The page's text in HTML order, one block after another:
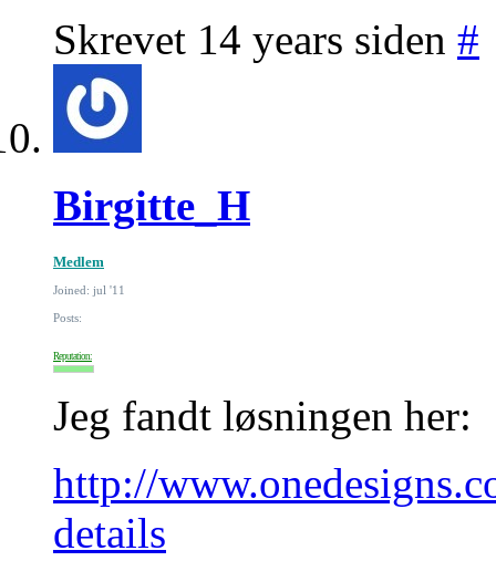
Skrevet 14 years siden #
Birgitte_H
Medlem
Joined: jul '11
Posts:
Reputation:
Jeg fandt løsningen her:
http://
details